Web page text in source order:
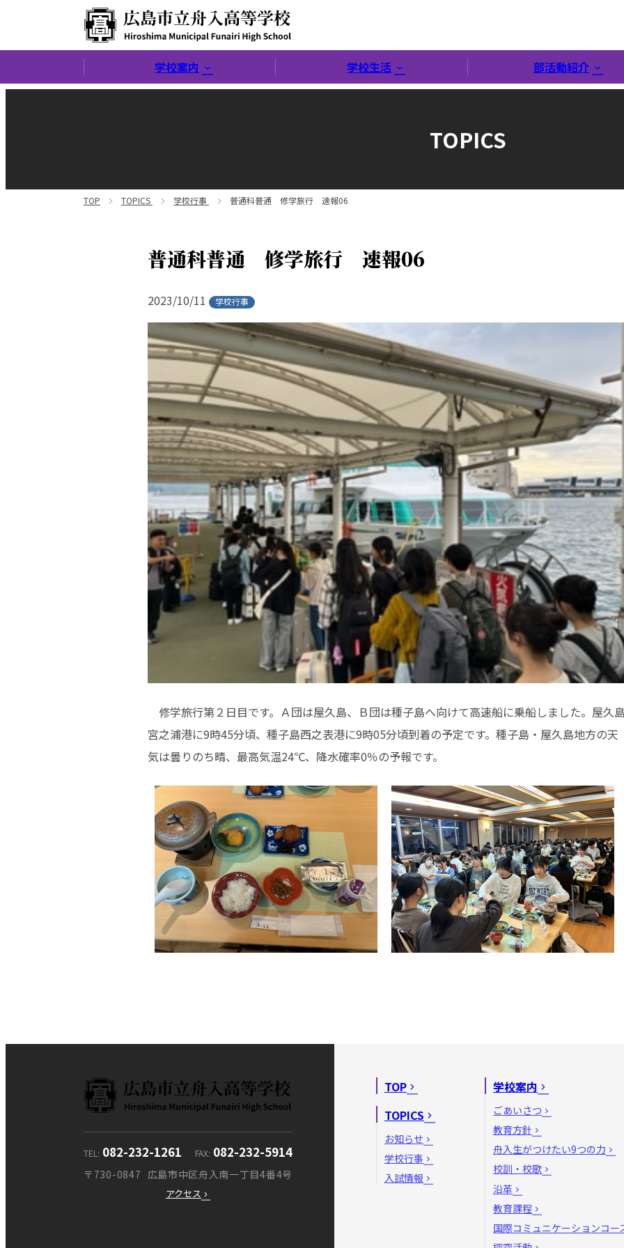
広島市立舟入高等学校
学校案内
学校生活 部活動紹介
TOPICS
TOP TOPICS 学校行事 普通科普通 修学旅行 速報06
普通科普通 修学旅行 速報06
2023/10/11 学校行事
修学旅行第２日目です。Ａ団は屋久島、Ｂ団は種子島へ向けて高速船に乗船しました。屋久
宮之浦港に9時45分頃、種子島西之表港に9時05分頃到着の予定です。種子島・屋久島地方の天
気は曇りのち晴、最高気温24℃、降水確率0％の予報です。
TOP
TOPICS
お知らせ
学校行事
入試情報
学校案内
ごあいさつ
教育方針
舟入生がつけたい9つの力
校訓・校歌
沿革
教育課程
国際コミュニケーションコー
TEL 082-232-1261 FAX 082-232-5914
〒730-0847 広島市中区舟入南一丁目4番4号
アクセス